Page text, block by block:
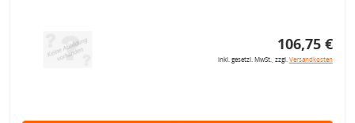
106,75 €
inkl. gesetzl. MwSt., zzgl.Versandkosten